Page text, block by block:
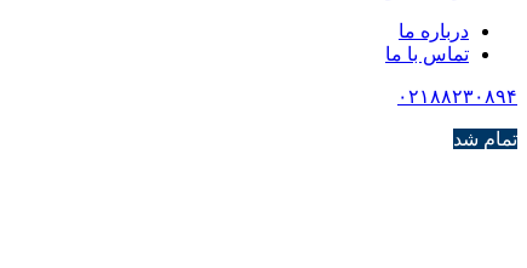
درباره ما
تماس با ما
۰۲۱۸۸۲۳۰۸۹۴
تمام شد